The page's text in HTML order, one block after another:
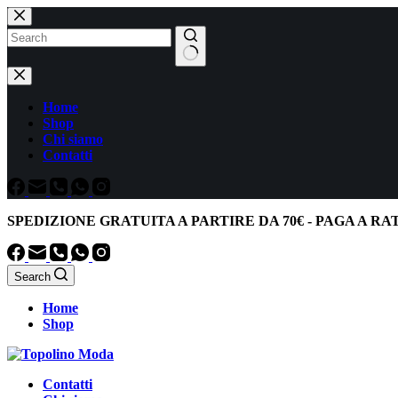
Salta
al
contenuto
Nessun
risultato
Home
Shop
Chi siamo
Contatti
SPEDIZIONE GRATUITA A PARTIRE DA 70€ - PAGA A
Search
Home
Shop
Contatti